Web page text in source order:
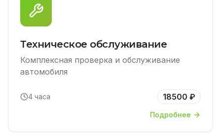
Техническое обслуживание
Комплексная проверка и обслуживание
автомобиля
4 часа 18500 ₽
Подробнее